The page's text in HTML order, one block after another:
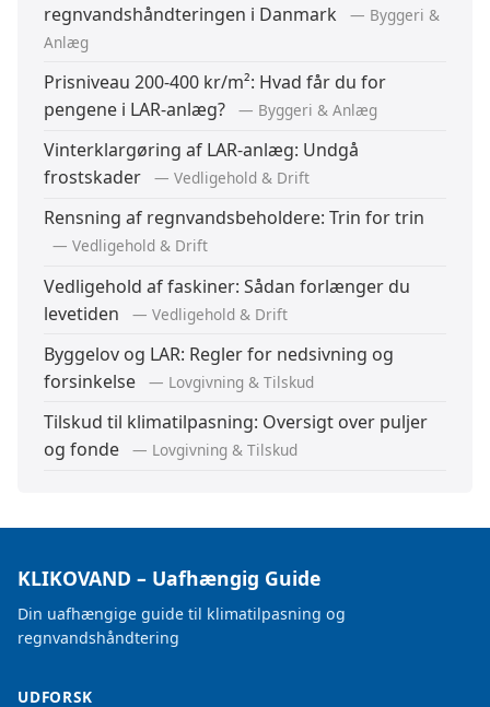
regnvandshåndteringen i Danmark
— Byggeri &
Anlæg
Prisniveau 200-400 kr/m²: Hvad får du for
pengene i LAR-anlæg?
— Byggeri & Anlæg
Vinterklargøring af LAR-anlæg: Undgå
frostskader
— Vedligehold & Drift
Rensning af regnvandsbeholdere: Trin for trin
— Vedligehold & Drift
Vedligehold af faskiner: Sådan forlænger du
levetiden
— Vedligehold & Drift
Byggelov og LAR: Regler for nedsivning og
forsinkelse
— Lovgivning & Tilskud
Tilskud til klimatilpasning: Oversigt over puljer
og fonde
— Lovgivning & Tilskud
KLIKOVAND – Uafhængig Guide
Din uafhængige guide til klimatilpasning og
regnvandshåndtering
UDFORSK